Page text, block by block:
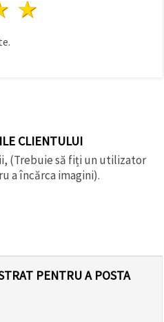
4 stele
CLIENTULUI
(Trebuie să fiți un utilizator
a încărca imagini).
PENTRU A POSTA